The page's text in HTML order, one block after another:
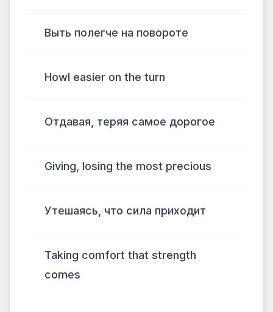
Выть полегче на повороте
Howl easier on the turn
Отдавая, теряя самое дорогое
Giving, losing the most precious
Утешаясь, что сила приходит
Taking comfort that strength
comes